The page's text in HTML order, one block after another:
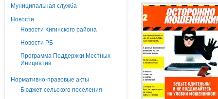
Муниципальная служба
Новости
Новости Кигинского района
Новости РБ
Программа Поддержки Местных
Инициатив
Нормативно-правовые акты
Бюджет сельского поселения